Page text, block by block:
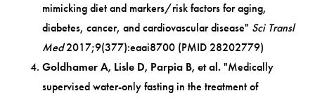
mimicking diet and markers/risk factors for aging,
diabetes, cancer, and cardiovascular disease" Sci Transl
Med2017;9(377):eaai8700 (PMID 28202779)
Goldhamer A, Lisle D, Parpia B, et al. "Medically
supervised water-only fasting in the treatment of